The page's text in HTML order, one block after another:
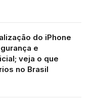
do iPhone
e
veja o que
no Brasil